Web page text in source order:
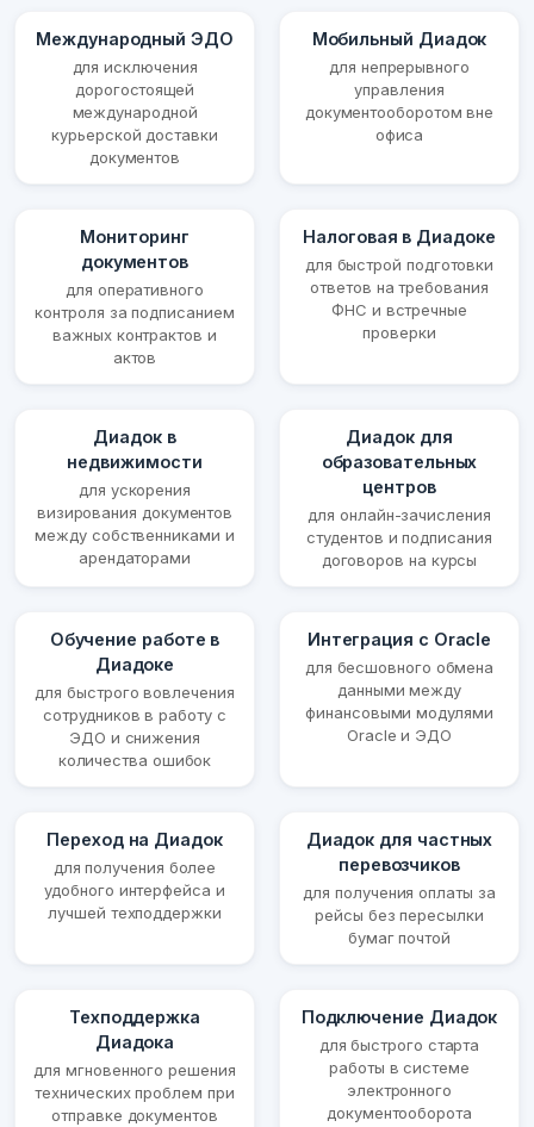
Международный ЭДО
для исключения
дорогостоящей
международной
курьерской доставки
документов
Мобильный Диадок
для непрерывного
управления
документооборотом вне
офиса
Мониторинг
документов
для оперативного
контроля за подписанием
важных контрактов и
актов
Налоговая в Диадоке
для быстрой подготовки
ответов на требования
ФНС и встречные
проверки
Диадок в
недвижимости
для ускорения
визирования документов
между собственниками и
арендаторами
Диадок для
образовательных
центров
для онлайн-зачисления
студентов и подписания
договоров на курсы
Обучение работе в
Диадоке
для быстрого вовлечения
сотрудников в работу с
ЭДО и снижения
количества ошибок
Интеграция с Oracle
для бесшовного обмена
данными между
финансовыми модулями
Oracle и ЭДО
Переход на Диадок
для получения более
удобного интерфейса и
лучшей техподдержки
Диадок для частных
перевозчиков
для получения оплаты за
рейсы без пересылки
бумаг почтой
Техподдержка
Диадока
для мгновенного решения
технических проблем при
отправке документов
Подключение Диадок
для быстрого старта
работы в системе
электронного
документооборота